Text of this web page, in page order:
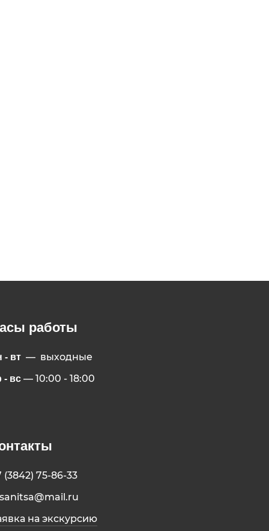
работы
- вт — выходные
- вс — 10:00 - 18:00
(3842) 75-86-33
на экскурсию